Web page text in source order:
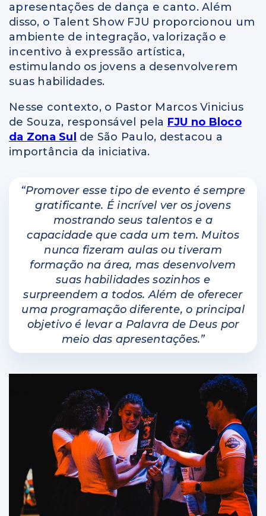
apresentações de dança e canto. Além
disso, o Talent Show FJU proporcionou um
ambiente de integração, valorização e
incentivo à expressão artística,
estimulando os jovens a desenvolverem
suas habilidades.
Nesse contexto, o Pastor Marcos Vinicius
de Souza, responsável pela FJU no Bloco
da Zona Sul de São Paulo, destacou a
importância da iniciativa.
“Promover esse tipo de evento é sempre
gratificante. É incrível ver os jovens
mostrando seus talentos e a
capacidade que cada um tem. Muitos
nunca fizeram aulas ou tiveram
formação na área, mas desenvolvem
suas habilidades sozinhos e
surpreendem a todos. Além de oferecer
uma programação diferente, o principal
objetivo é levar a Palavra de Deus por
meio das apresentações.”